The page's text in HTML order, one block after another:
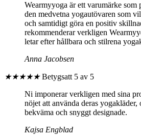
Wearmyyoga är ett varumärke som
den medvetna yogautövaren som
och samtidigt göra en positiv
rekommenderar verkligen
letar efter hållbara och stilrena
Anna Jacobsen
★★★★★ Betygsatt 5 av 5
Ni imponerar verkligen med sina
nöjet att använda deras yogakläder,
bekväma och snyggt designade.
Kajsa Engblad